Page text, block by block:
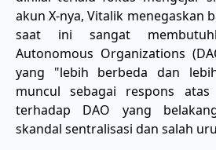
akun X-nya, Vitalik menegaskan
saat ini sangat
Autonomous Organizations
yang "lebih berbeda dan
muncul sebagai respons atas
terhadap DAO yang
skandal sentralisasi dan salah